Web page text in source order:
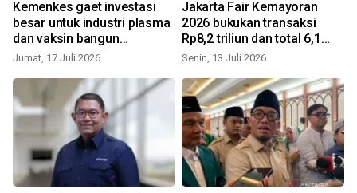
Kemenkes gaet investasi
besar untuk industri plasma
dan vaksin bangun
ketahanan kesehatan
Jumat, 17 Juli 2026
Jakarta Fair Kemayoran
2026 bukukan transaksi
Rp8,2 triliun dan total 6,1
juta pengunjung
Senin, 13 Juli 2026